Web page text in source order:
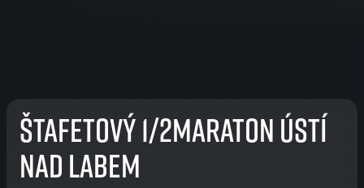
Štafetový 1/2Maraton Ústí
nad Labem